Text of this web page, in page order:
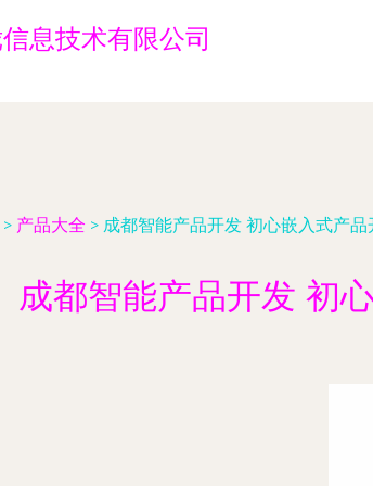
信息技术有限公司
> 产品大全 > 成都智能产品开发 初心嵌入式产
成都智能产品开发 初